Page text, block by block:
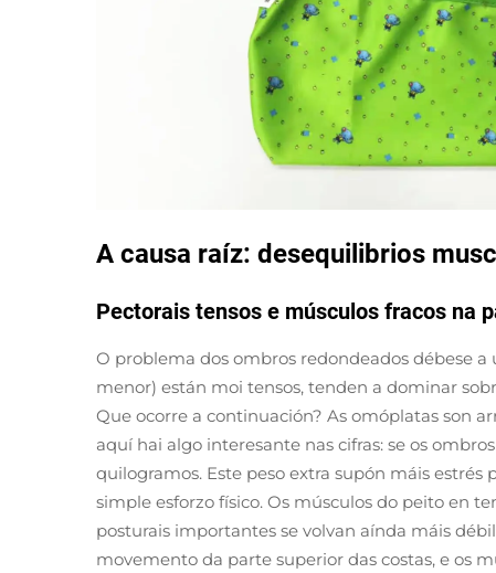
A causa raíz: desequilibrios
Pectorais tensos e músculos fracos na
O problema dos ombros redondeados débese
menor) están moi tensos, tenden a dominar
Que ocorre a continuación? As omóplatas son
aquí hai algo interesante nas cifras: se os
quilogramos. Este peso extra supón máis estrés
simple esforzo físico. Os músculos do peito en
posturais importantes se volvan aínda máis
movemento da parte superior das costas, e os